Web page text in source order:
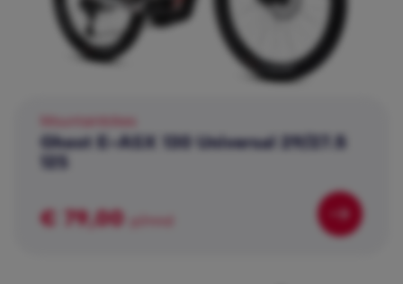
Ghost E-ASX 130 Universal 29/27.5
12S
€ 79,00